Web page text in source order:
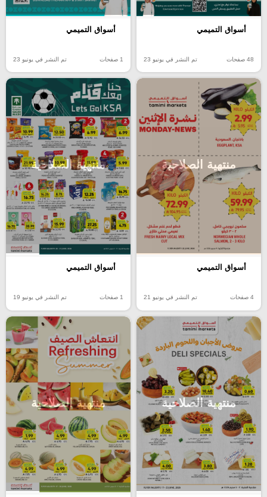
أسواق التميمي
48 صفحات تم النشر في يونيو 23
أسواق التميمي
1 صفحات تم النشر في يونيو 23
منتهية الصلاحية
أسواق التميمي
4 صفحات تم النشر في يونيو 21
منتهية الصلاحية
أسواق التميمي
1 صفحات تم النشر في يونيو 19
منتهية الصلاحية منتهية الصلاحية